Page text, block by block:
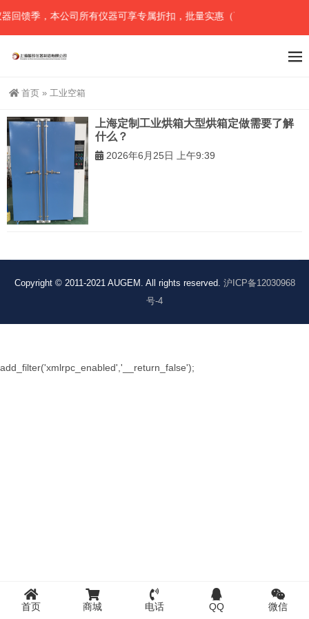
回馈季，本公司所有仪器可享专属折扣，批量实惠（可任意组合），
首页 » 工业空箱
上海定制工业烘箱大型烘箱定做需要了解
什么？
2026年6月25日 上午9:39
Copyright © 2011-2021 AUGEM. All rights reserved. 沪ICP备12030968
号-4
首页 商城 电话 QQ 微信
add_filter('xmlrpc_enabled','__return_false');